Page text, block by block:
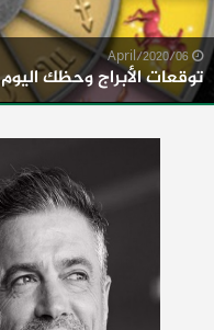
توقعات الأبراج وحظك اليوم